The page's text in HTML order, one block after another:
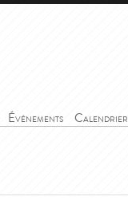
Événements Calendrier